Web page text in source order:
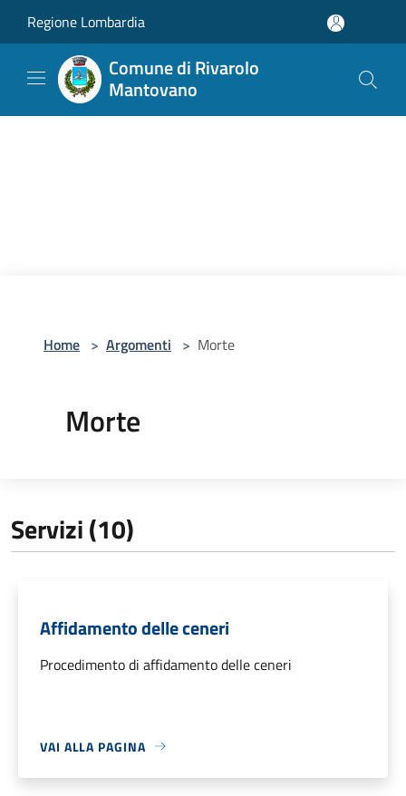
Regione Lombardia
Comune di Rivarolo
Mantovano
Home > Argomenti > Morte
Morte
Servizi (10)
Affidamento delle ceneri
Procedimento di affidamento delle ceneri
VAI ALLA PAGINA